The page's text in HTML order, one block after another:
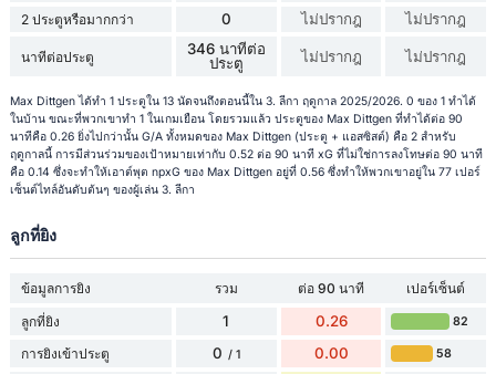
2 ประตูหรือมากกว่า 0 ไม่ปรากฎ ไม่ปรากฎ
นาทีต่อประตู
346 นาทีต่อ
ประตู
ไม่ปรากฎ ไม่ปรากฎ
Max Dittgen ได้ทำ 1 ประตูใน 13 นัดจนถึงตอนนี้ใน 3. ลีกา ฤดูกาล 2025/2026. 0 ของ 1 ทำได้
ในบ้าน ขณะที่พวกเขาทำ 1 ในเกมเยือน โดยรวมแล้ว ประตูของ Max Dittgen ที่ทำได้ต่อ 90
นาทีคือ 0.26 ยิ่งไปกว่านั้น G/A ทั้งหมดของ Max Dittgen (ประตู + แอสซิสต์) คือ 2 สำหรับ
ฤดูกาลนี้ การมีส่วนร่วมของเป้าหมายเท่ากับ 0.52 ต่อ 90 นาที xG ที่ไม่ใช่การลงโทษต่อ 90 นาที
คือ 0.14 ซึ่งจะทำให้เอาต์พุต npxG ของ Max Dittgen อยู่ที่ 0.56 ซึ่งทำให้พวกเขาอยู่ใน 77 เปอร์
เซ็นต์ไทล์อันดับต้นๆ ของผู้เล่น 3. ลีกา
ลูกที่ยิง
ข้อมูลการยิง รวม ต่อ 90 นาที
เปอร์เซ็นต์
ลูกที่ยิง
1 0.26 82
การยิงเข้าประตู 0 / 1 0.00 58